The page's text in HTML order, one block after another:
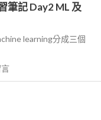
筆記 Day2 ML 及
learning分成三個